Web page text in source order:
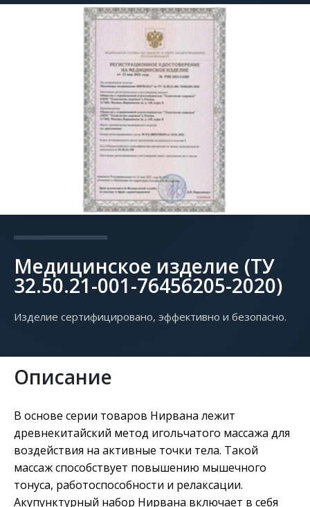
Медицинское изделие (ТУ
32.50.21-001-76456205-2020)
Изделие сертифицировано, эффективно и безопасно.
Описание
В основе серии товаров Нирвана лежит
древнекитайский метод игольчатого массажа для
воздействия на активные точки тела. Такой
массаж способствует повышению мышечного
тонуса, работоспособности и релаксации.
Акупунктурный набор Нирвана включает в себя